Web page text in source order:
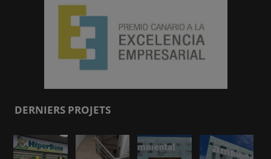
DERNIERS PROJETS